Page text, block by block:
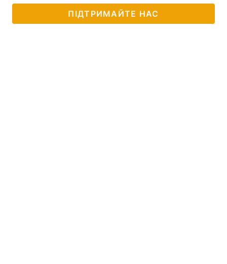
ПІДТРИМАЙТЕ НАС